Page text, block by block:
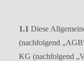
1.1 Diese
(nachfolgend
KG (nachfolgend